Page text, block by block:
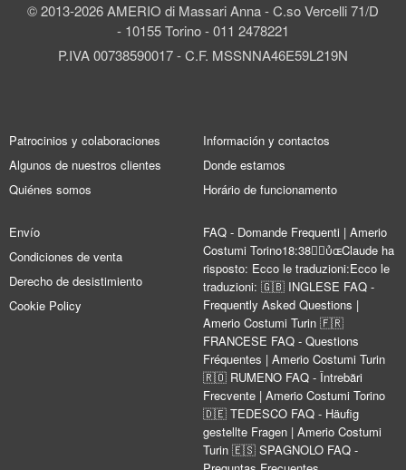
© 2013-2026 AMERIO di Massari Anna - C.so Vercelli 71/D
- 10155 Torino - 011 2478221
P.IVA 00738590017 - C.F. MSSNNA46E59L219N
Patrocinios y colaboraciones
Algunos de nuestros clientes
Quiénes somos
Información y contactos
Donde estamos
Horário de funcionamento
Envío
Condiciones de venta
Derecho de desistimiento
Cookie Policy
FAQ - Domande Frequenti | Amerio
Costumi Torino18:38Claude ha
risposto: Ecco le traduzioni:Ecco le
traduzioni: 🇬🇧 INGLESE FAQ -
Frequently Asked Questions |
Amerio Costumi Turin 🇫🇷
FRANCESE FAQ - Questions
Fréquentes | Amerio Costumi Turin
🇷🇴 RUMENO FAQ - Întrebări
Frecvente | Amerio Costumi Torino
🇩🇪 TEDESCO FAQ - Häufig
gestellte Fragen | Amerio Costumi
Turin 🇪🇸 SPAGNOLO FAQ -